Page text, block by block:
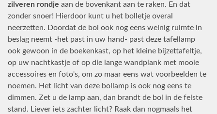
zilveren rondje aan de bovenkant aan te raken. En dat
zonder snoer! Hierdoor kunt u het bolletje overal
neerzetten. Doordat de bol ook nog eens weinig ruimte in
beslag neemt -het past in uw hand- past deze tafellamp
ook gewoon in de boekenkast, op het kleine bijzettafeltje,
op uw nachtkastje of op die lange wandplank met mooie
accessoires en foto's, om zo maar eens wat voorbeelden te
noemen. Het licht van deze bollamp is ook nog eens te
dimmen. Zet u de lamp aan, dan brandt de bol in de felste
stand. Liever iets zachter licht? Raak dan nogmaals het